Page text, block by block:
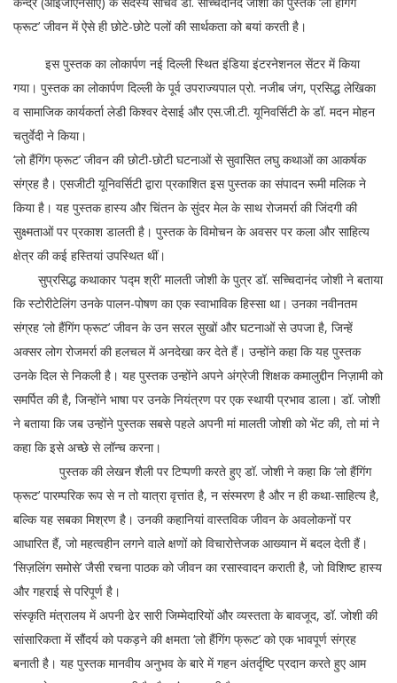
फ्रूट’ जीवन में ऐसे ही छोटे-छोटे पलों की सार्थकता को बयां करती है।
इस पुस्तक का लोकार्पण नई दिल्ली स्थित इंडिया इंटरनेशनल सेंटर में किया
गया। पुस्तक का लोकार्पण दिल्ली के पूर्व उपराज्यपाल प्रो. नजीब जंग, प्रसिद्ध लेखिका
व सामाजिक कार्यकर्ता लेडी किश्वर देसाई और एस.जी.टी. यूनिवर्सिटी के डॉ. मदन मोहन
चतुर्वेदी ने किया।
‘लो हैंगिंग फ्रूट’ जीवन की छोटी-छोटी घटनाओं से सुवासित लघु कथाओं का आकर्षक
संग्रह है। एसजीटी यूनिवर्सिटी द्वारा प्रकाशित इस पुस्तक का संपादन रूमी मलिक ने
किया है। यह पुस्तक हास्य और चिंतन के सुंदर मेल के साथ रोजमर्रा की जिंदगी की
सुक्ष्मताओं पर प्रकाश डालती है। पुस्तक के विमोचन के अवसर पर कला और साहित्य
क्षेत्र की कई हस्तियां उपस्थित थीं।
सुप्रसिद्ध कथाकार ‘पद्म श्री’ मालती जोशी के पुत्र डॉ. सच्चिदानंद जोशी ने बताया
कि स्टोरीटेलिंग उनके पालन-पोषण का एक स्वाभाविक हिस्सा था। उनका नवीनतम
संग्रह ‘लो हैंगिंग फ्रूट’ जीवन के उन सरल सुखों और घटनाओं से उपजा है, जिन्हें
अक्सर लोग रोजमर्रा की हलचल में अनदेखा कर देते हैं। उन्होंने कहा कि यह पुस्तक
उनके दिल से निकली है। यह पुस्तक उन्होंने अपने अंग्रेजी शिक्षक कमालुद्दीन निज़ामी को
समर्पित की है, जिन्होंने भाषा पर उनके नियंत्रण पर एक स्थायी प्रभाव डाला। डॉ. जोशी
ने बताया कि जब उन्होंने पुस्तक सबसे पहले अपनी मां मालती जोशी को भेंट की, तो मां ने
कहा कि इसे अच्छे से लॉन्च करना।
पुस्तक की लेखन शैली पर टिप्पणी करते हुए डॉ. जोशी ने कहा कि ‘लो हैंगिंग
फ्रूट’ पारम्परिक रूप से न तो यात्रा वृत्तांत है, न संस्मरण है और न ही कथा-साहित्य है,
बल्कि यह सबका मिश्रण है। उनकी कहानियां वास्तविक जीवन के अवलोकनों पर
आधारित हैं, जो महत्वहीन लगने वाले क्षणों को विचारोत्तेजक आख्यान में बदल देती हैं।
‘सिज़लिंग समोसे’ जैसी रचना पाठक को जीवन का रसास्वादन कराती है, जो विशिष्ट हास्य
और गहराई से परिपूर्ण है।
संस्कृति मंत्रालय में अपनी ढेर सारी जिम्मेदारियों और व्यस्तता के बावजूद, डॉ. जोशी की
सांसारिकता में सौंदर्य को पकड़ने की क्षमता ‘लो हैंगिंग फ्रूट’ को एक भावपूर्ण संग्रह
बनाती है। यह पुस्तक मानवीय अनुभव के बारे में गहन अंतर्दृष्टि प्रदान करते हुए आम